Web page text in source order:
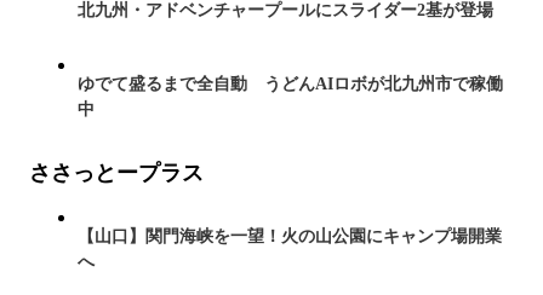
北九州・アドベンチャープールにスライダー2基が登場
ゆでて盛るまで全自動 うどんAIロボが北九州市で稼働
中
ささっとープラス
【山口】関門海峡を一望！火の山公園にキャンプ場開業
へ